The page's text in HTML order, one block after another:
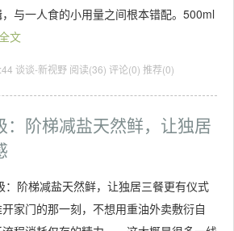
与一人食的小用量之间根本错配。500ml
文
谈谈-新视野 阅读(36) 评论(0) 推荐(0)
：阶梯减盐天然鲜，让独居
：阶梯减盐天然鲜，让独居三餐更有仪式
家门的那一刻，不想用重油外卖敷衍自